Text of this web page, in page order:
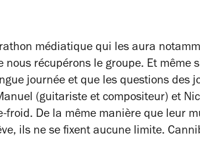
médiatique qui les aura
nous récupérons le groupe. Et même
journée et que les questions des
(guitariste et compositeur) et
froid. De la même manière que leur
ils ne se fixent aucune limite.